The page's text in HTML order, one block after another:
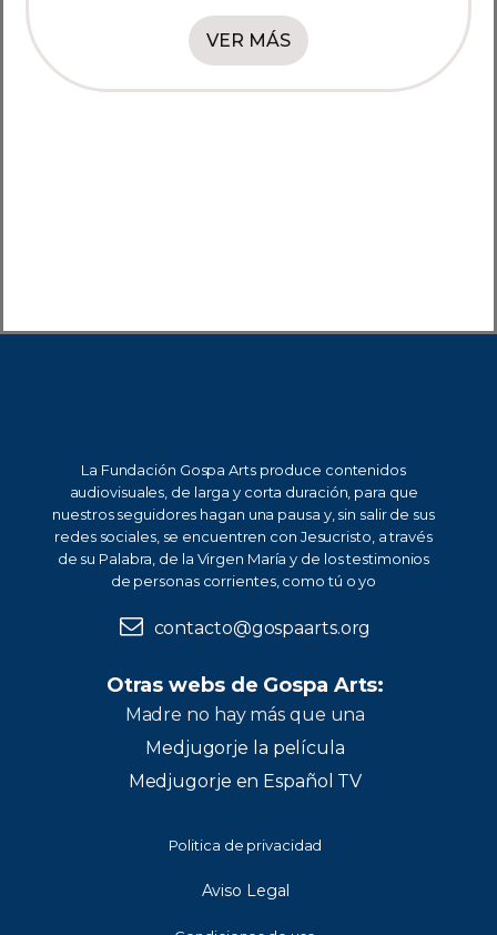
VER MÁS
La Fundación Gospa Arts produce contenidos
audiovisuales, de larga y corta duración, para que
nuestros seguidores hagan una pausa y, sin salir de sus
redes sociales, se encuentren con Jesucristo, a través
de su Palabra, de la Virgen María y de los testimonios
de personas corrientes, como tú o yo
contacto@gospaarts.org
Otras webs de Gospa Arts:
Madre no hay más que una
Medjugorje la película
Medjugorje en Español TV
Politica de privacidad
Aviso Legal